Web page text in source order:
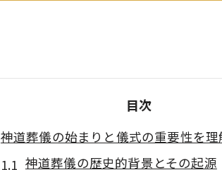
目次
神道葬儀の始まりと儀式の重要性を理
神道葬儀の歴史的背景とその起源